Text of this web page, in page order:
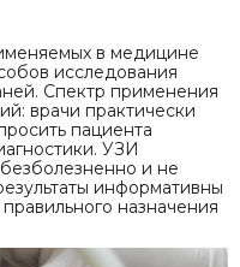
в медицине
исследования
Спектр применения
врачи практически
пациента
УЗИ
и не
информативны
назначения